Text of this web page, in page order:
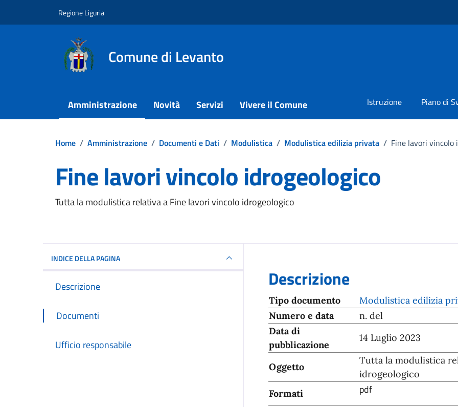
Regione Liguria
Comune di Levanto
Amministrazione Novità Servizi Vivere il Comune Istruzione Piano di
Home / Amministrazione / Documenti e Dati / Modulistica / Modulistica edilizia privata / Fine lavori vincolo
Fine lavori vincolo idrogeologico
Dettagli del documento
Tutta la modulistica relativa a Fine lavori vincolo idrogeologico
INDICE DELLA PAGINA
Descrizione
Documenti
Ufficio responsabile
Descrizione
Tipo documento
Modulistica edilizia
Numero e data
n. del
Data di
pubblicazione
14 Luglio 2023
Oggetto
Tutta la modulistica
idrogeologico
Formati
pdf